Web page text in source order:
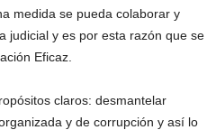
medida se pueda colaborar y
judicial y es por esta razón que se
Eficaz.
claros: desmantelar
y de corrupción y así lo